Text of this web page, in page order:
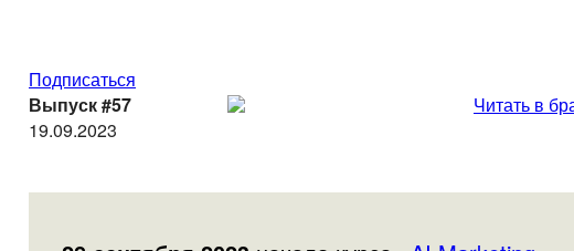
Подписаться
Выпуск #57
19.09.2023
Читать в